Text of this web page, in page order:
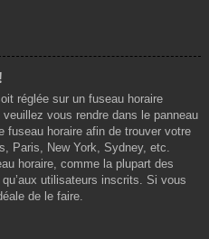
réglée sur un fuseau horaire
vous rendre dans le panneau
fuseau horaire afin de trouver votre
Paris, New York, Sydney, etc.
horaire, comme la plupart des
utilisateurs inscrits. Si vous
de le faire.